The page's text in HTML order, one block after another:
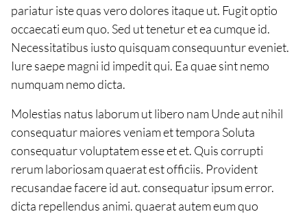
pariatur iste quas vero dolores itaque ut. Fugit optio
occaecati eum quo. Sed ut tenetur et ea cumque id.
Necessitatibus iusto quisquam consequuntur eveniet.
Iure saepe magni id impedit qui. Ea quae sint nemo
numquam nemo dicta.
Molestias natus laborum ut libero nam Unde aut nihil
consequatur maiores veniam et tempora Soluta
consequatur voluptatem esse et et. Quis corrupti
rerum laboriosam quaerat est officiis. Provident
recusandae facere id aut. consequatur ipsum error.
dicta repellendus animi. quaerat autem eum quo